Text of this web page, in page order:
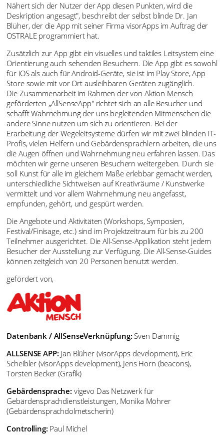
Nähert sich der Nutzer der App diesen Punkten, wird die
Deskription angesagt", beschreibt der selbst blinde Dr. Jan
Blüher, der die App mit seiner Firma visorApps im Auftrag der
OSTRALE programmiert hat.
Zusätzlich zur App gibt ein visuelles und taktiles Leitsystem eine
Orientierung auch sehenden Besuchern. Die App gibt es sowohl
für iOS als auch für Android-Geräte, sie ist im Play Store, App
Store sowie mit vor Ort ausleihbaren Geräten zugänglich.
Die Zusammenarbeit im Rahmen der von Aktion Mensch
geförderten „AllSenseApp" richtet sich an alle Besucher und
schafft Wahrnehmung der uns begleitenden Mitmenschen die
andere Sinne nutzen um sich zu orientieren. Bei der
Erarbeitung der Wegeleitsysteme dürfen wir mit zwei blinden IT-
Profis, vielen Helfern und Gebärdensprachlern arbeiten, die uns
die Augen öffnen und Wahrnehmung neu erfahren lassen. Das
möchten wir gerne unseren Besuchern weitergeben. Durch sie
soll Kunst für alle im gleichem Maße erlebbar gemacht werden,
unterschiedliche Sichtweisen auf Kreativräume / Kunstwerke
vermittelt und vor allem Wahrnehmung neu angefasst,
empfunden, gehört, und gespürt werden.
Die Angebote und Aktivitäten (Workshops, Symposien,
Festival/Finisage, etc.) sind im Projektzeitraum für bis zu 200
Teilnehmer ausgerichtet. Die All-Sense-Applikation steht jedem
Besucher der Ausstellung zur Verfügung. Die All-Sense-Guides
können zeitgleich von 20 Personen benutzt werden.
gefördert von,
Datenbank / AllSenseVerknüpfung: Sven Dämmig
ALLSENSE APP: Jan Blüher (visorApps development), Eric
Scheibler (visorApps development), Jens Horn (beacons),
Torsten Becker (Grafik)
Gebärdensprache: vigevo Das Netzwerk für
Gebärdensprachdienstleistungen, Monika Möhrer
(Gebärdensprachdolmetscherin)
Controlling: Paul Michel